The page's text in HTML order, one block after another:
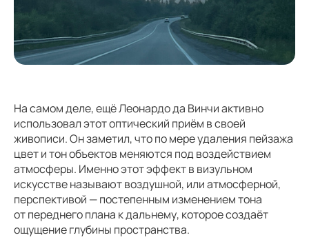
На самом деле, ещё Леонардо да Винчи активно
использовал этот оптический приём в своей
живописи. Он заметил, что по мере удаления пейзажа
цвет и тон объектов меняются под воздействием
атмосферы. Именно этот эффект в визульном
искусстве называют воздушной, или атмосферной,
перспективой — постепенным изменением тона
от переднего плана к дальнему, которое создаёт
ощущение глубины пространства.